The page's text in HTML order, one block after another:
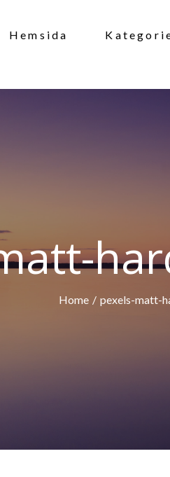
Hemsida
Home pexels-matt-